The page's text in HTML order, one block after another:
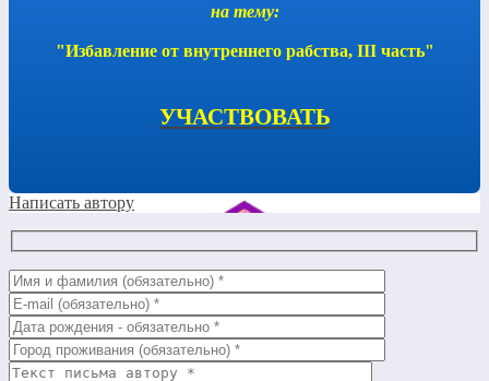
на тему:
"Избавление от внутреннего рабства, III часть"
УЧАСТВОВАТЬ
Написать автору